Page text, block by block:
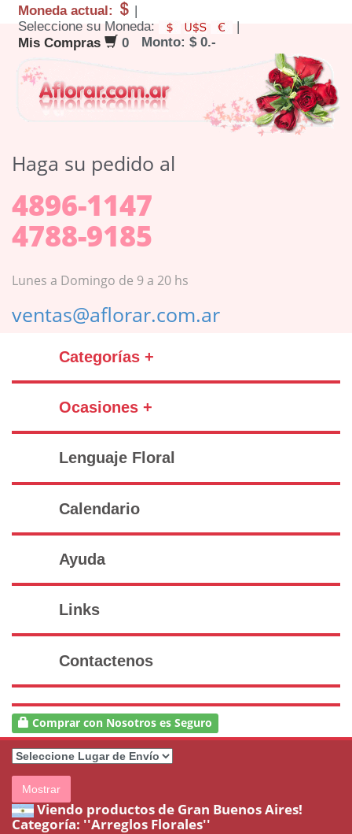
Moneda actual:
|
Seleccione su Moneda:
|
Mis Compras
0 Monto: $ 0.-
Haga su pedido al
4896-1147
4788-9185
Lunes a Domingo de 9 a 20 hs
ventas@aflorar.com.ar
Categorías +
Ocasiones +
Lenguaje Floral
Calendario
Ayuda
Links
Contactenos
Comprar con Nosotros es Seguro
Mostrar
Viendo productos de Gran Buenos Aires!
Categoría: ''Arreglos Florales''